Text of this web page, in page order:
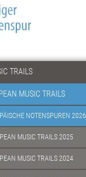
TRAILS
MUSIC TRAILS
NOTENSPUREN 2026
MUSIC TRAILS 2025
MUSIC TRAILS 2024